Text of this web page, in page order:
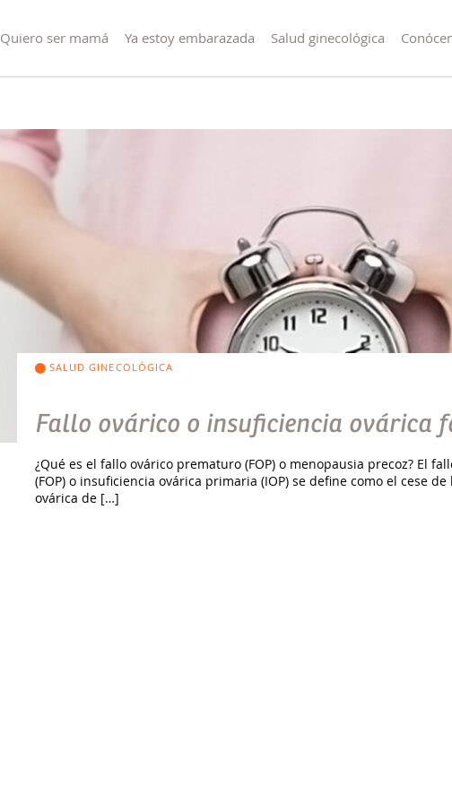
Quiero ser mamá Ya estoy embarazada Salud ginecológica
SALUD GINECOLÓGICA
Fallo ovárico o insuficiencia ovárica
¿Qué es el fallo ovárico prematuro (FOP) o menopausia precoz? El
(FOP) o insuficiencia ovárica primaria (IOP) se define como el cese
ovárica de […]